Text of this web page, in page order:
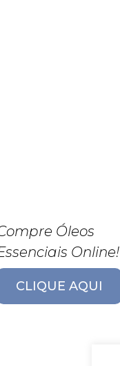
Óleos
Online!
CLIQUE AQUI